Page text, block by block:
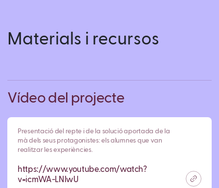
Materials i recursos
Vídeo del projecte
Presentació del repte i de la solució aportada de la
mà dels seus protagonistes: els alumnes que van
realitzar les experiències.
https://www.youtube.com/watch?
v=icmWA-LNIwU